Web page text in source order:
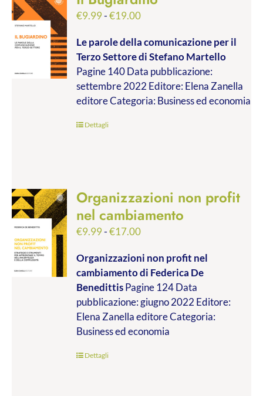
€9.99-€19.00Fascia
prezzo:
da
€9.99
a
€19.00
Le parole della comunicazione per il
Terzo Settoredi Stefano Martello
Pagine 140 Data pubblicazione:
settembre 2022 Editore: Elena Zanella
editore Categoria: Business ed economia
Dettagli
Organizzazioni non profit
nel cambiamento
€9.99-€17.00Fascia
prezzo:
da
€9.99
a
€17.00
Organizzazioni non profit nel
cambiamentodi Federica De
BenedittisPagine 124 Data
pubblicazione: giugno 2022 Editore:
Elena Zanella editore Categoria:
Business ed economia
Dettagli